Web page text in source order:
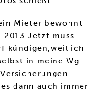
Mieter bewohnt
Jetzt muss
kündigen,weil ich
in meine Wg
dann auch immer